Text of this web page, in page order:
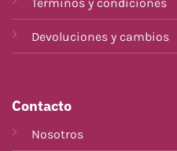
Devoluciones y cambios
Contacto
Nosotros